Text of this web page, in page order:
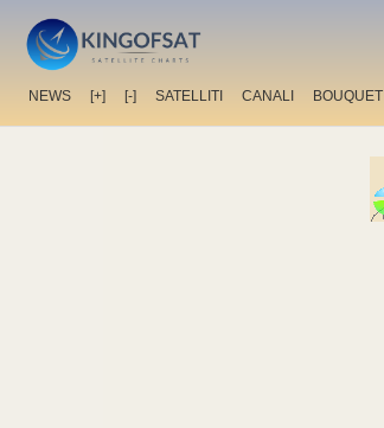
NEWS [+] [-] SATELLITI CANALI BOUQUET